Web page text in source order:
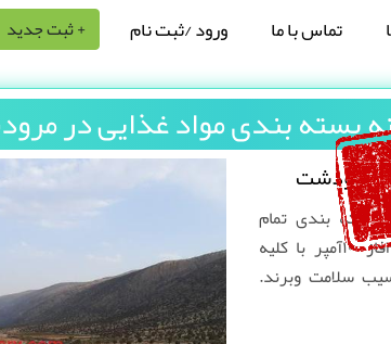
تماس با ما ورود /ثبت نام + ثبت جدید
بسته بندی مواد غذایی در
مرودشت
آلات بسته بندی تمام
اتوماتیک و تجهیزات آزمایشگاهی دارای برق ۳فاز ۱۰۰آمپر با کلیه
سلامت وبرند.